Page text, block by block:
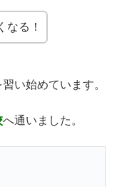
なる！
習い始めています。
へ通いました。